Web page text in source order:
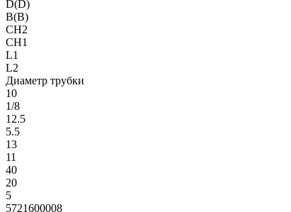
D(D)
B(B)
CH2
CH1
L1
L2
Диаметр трубки
10
1/8
12.5
5.5
13
11
40
20
5
5721600008